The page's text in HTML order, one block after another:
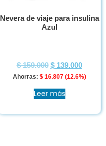
Nevera de viaje para insulina
Azul
$159.000 $139.000
Ahorras: $16.807 (12.6%)
Leer más